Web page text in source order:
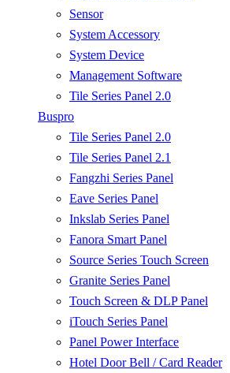
Sensor
System Accessory
System Device
Management Software
Tile Series Panel 2.0
Buspro
Tile Series Panel 2.0
Tile Series Panel 2.1
Fangzhi Series Panel
Eave Series Panel
Inkslab Series Panel
Fanora Smart Panel
Source Series Touch Screen
Granite Series Panel
Touch Screen & DLP Panel
iTouch Series Panel
Panel Power Interface
Hotel Door Bell / Card Reader